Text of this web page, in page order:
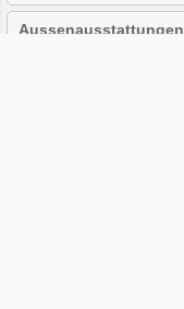
Aussenausstattungen